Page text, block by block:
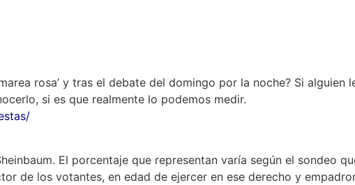
rosa’ y tras el debate del domingo por la noche? Si alguien
si es que realmente lo podemos medir.
El porcentaje que representan varía según el sondeo
de los votantes, en edad de ejercer en ese derecho y